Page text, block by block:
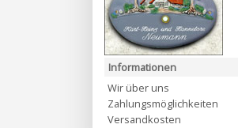
Informationen
Wir über uns
Zahlungsmöglichkeiten
Versandkosten